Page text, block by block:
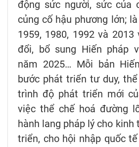
động sức người, sức của
củng cố hậu phương lớn;
1959, 1980, 1992 và
đổi, bổ sung Hiến pháp
năm 2025… Mỗi bản
bước phát triển tư duy,
trình độ phát triển mới
việc thể chế hoá đường
hành lang pháp lý cho kinh
triển, cho hội nhập quốc